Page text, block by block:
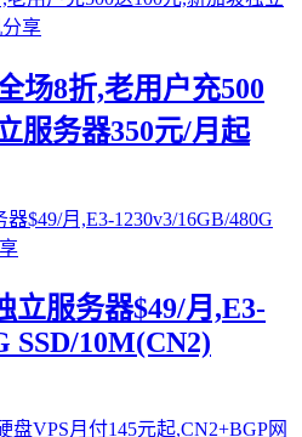
场8折,老用户充500
服务器350元/月起
立服务器$49/月,E3-
SSD/10M(CN2)